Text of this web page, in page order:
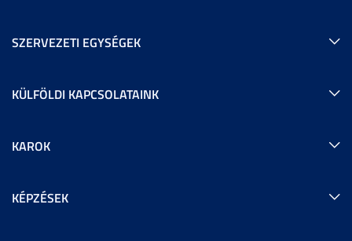
SZERVEZETI EGYSÉGEK
KÜLFÖLDI KAPCSOLATAINK
KAROK
KÉPZÉSEK